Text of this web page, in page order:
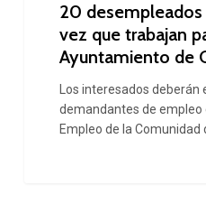
Ayuntamiento
Orusco
20
vez que trabajan
Ayuntamiento de
Los interesados
demandantes de empleo
Empleo de la Comunidad